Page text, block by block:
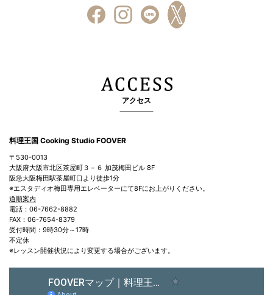
アクセス
料理王国 Cooking Studio FOOVER
〒530-0013
大阪府大阪市北区茶屋町３－６ 加茂梅田ビル 8F
阪急大阪梅田駅茶屋町口より徒歩1分
※エスタディオ梅田専用エレベーターにて8Fにお上がりください。
道順案内
電話：06-7662-8882
FAX：06-7654-8379
受付時間：9時30分～17時
不定休
※レッスン開催状況により変更する場合がございます。